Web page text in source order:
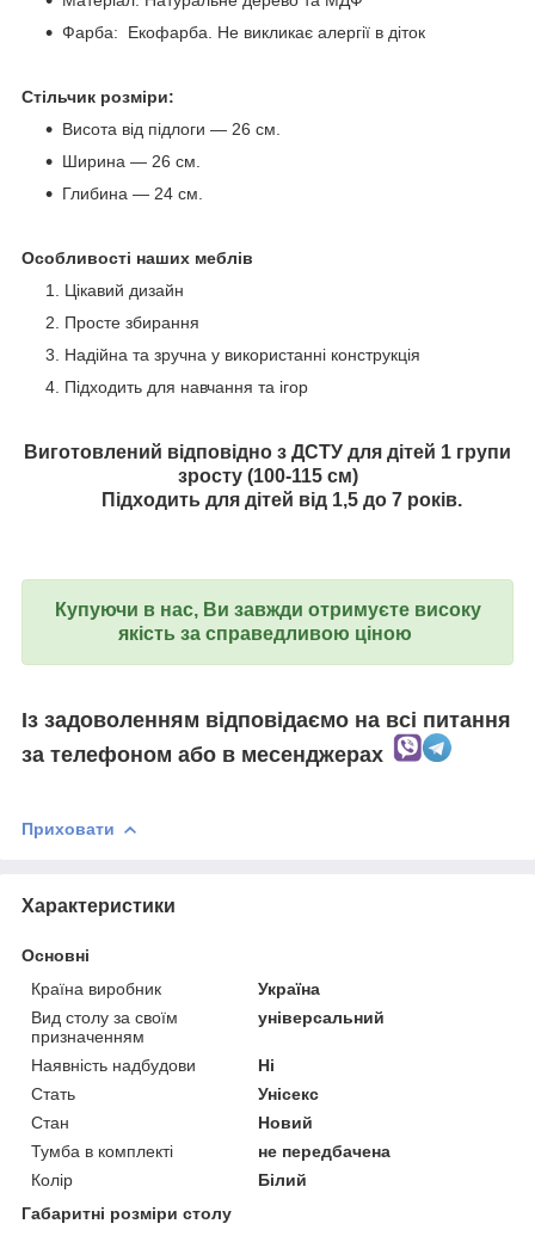
Фарба: Екофарба. Не викликає алергії в діток
Стільчик розміри:
Висота від підлоги — 26 см.
Ширина — 26 см.
Глибина — 24 см.
Особливості наших меблів
Цікавий дизайн
Просте збирання
Надійна та зручна у використанні конструкція
Підходить для навчання та ігор
Виготовлений відповідно з ДСТУ для дітей 1 групи
зросту (100-115 см)
⠀ Підходить для дітей від 1,5 до 7 років.
Купуючи в нас, Ви завжди отримуєте високу
якість за справедливою ціною
Із задоволенням відповідаємо на всі питання
за телефоном або в месенджерах
Приховати
Характеристики
Основні
Країна виробник
Україна
Вид столу за своїм
призначенням
універсальний
Наявність надбудови
Ні
Стать
Унісекс
Стан
Новий
Тумба в комплекті
не передбачена
Колір
Білий
Габаритні розміри столу